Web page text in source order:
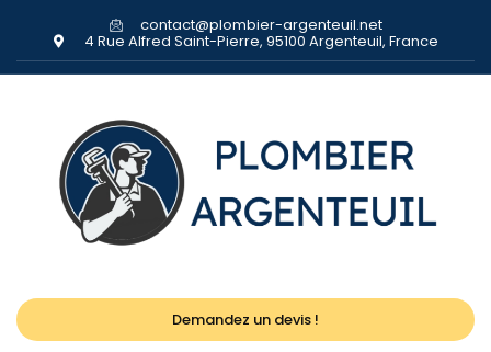
contact@plombier-argenteuil.net
4 Rue Alfred Saint-Pierre, 95100 Argenteuil, France
Demandez un devis !